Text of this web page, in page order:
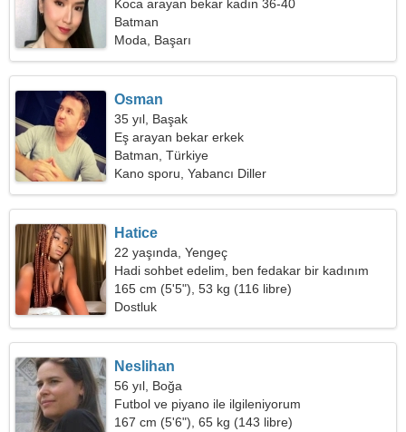
Koca arayan bekar kadın 36-40
Batman
Moda, Başarı
Osman
35 yıl, Başak
Eş arayan bekar erkek
Batman, Türkiye
Kano sporu, Yabancı Diller
Hatice
22 yaşında, Yengeç
Hadi sohbet edelim, ben fedakar bir kadınım
165 cm (5'5"), 53 kg (116 libre)
Dostluk
Neslihan
56 yıl, Boğa
Futbol ve piyano ile ilgileniyorum
167 cm (5'6"), 65 kg (143 libre)